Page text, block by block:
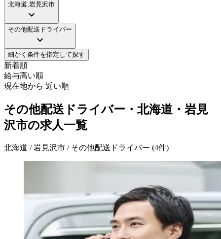
北海道,岩見沢市
その他配送ドライバー
細かく条件を指定して探す
新着順
給与高い順
現在地から 近い順
その他配送ドライバー・北海道・岩見
沢市の求人一覧
北海道 / 岩見沢市 / その他配送ドライバー (4件)